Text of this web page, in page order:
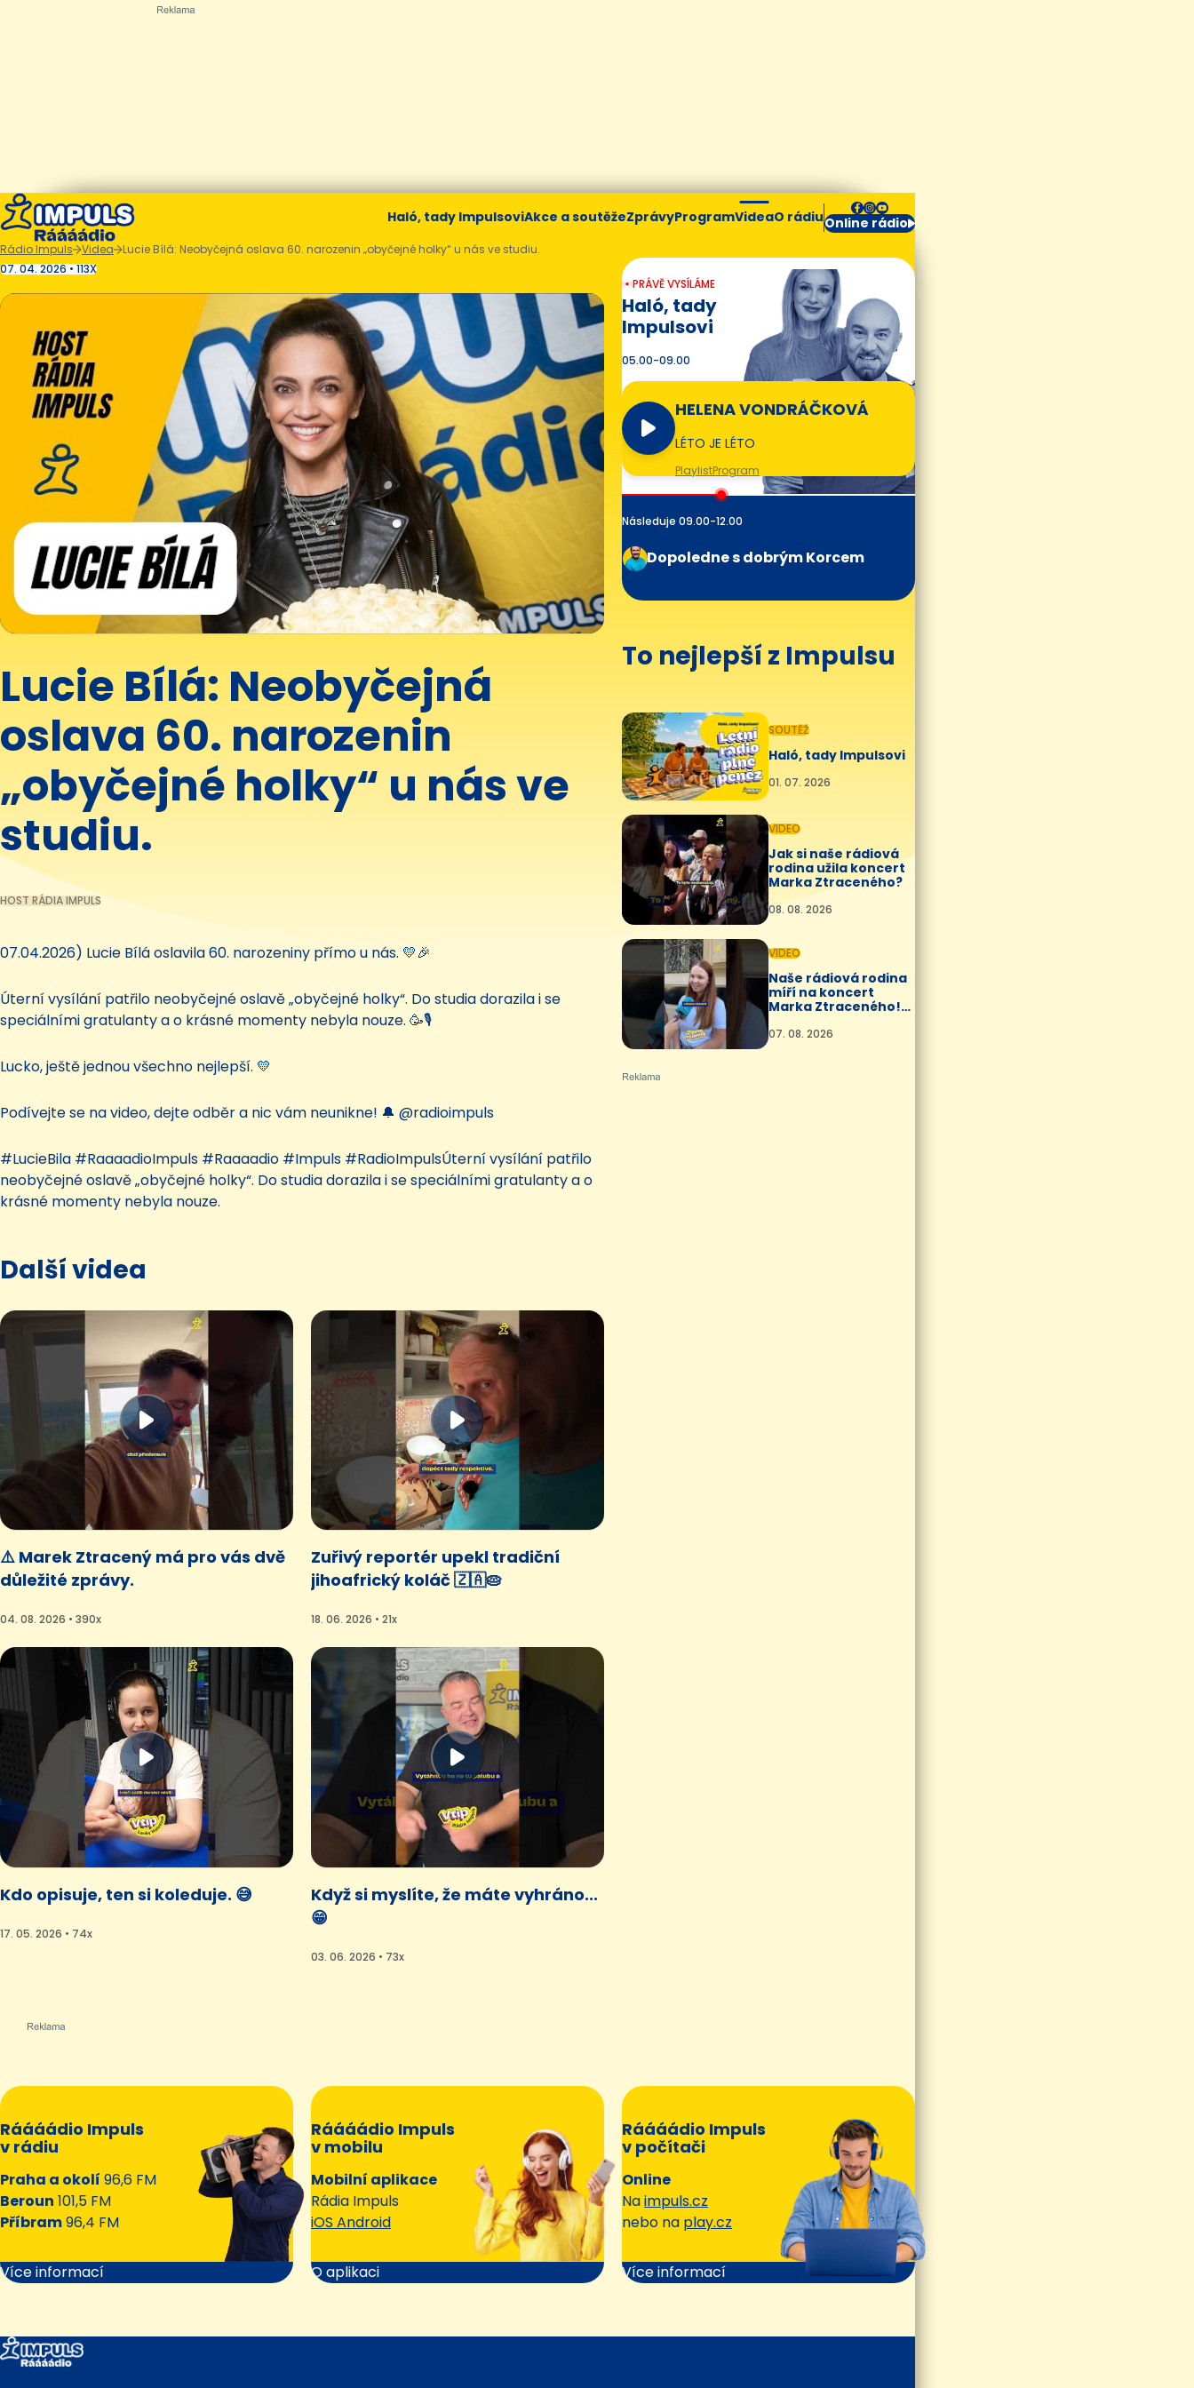
Haló, tady ImpulsoviAkce a soutěžeZprávyProgramVideaO rádiuOnline rádio
Rádio Impuls Videa
Lucie Bílá: Neobyčejná oslava 60. narozenin „obyčejné holky“ u nás ve studiu.
07. 04. 2026 • 113X
Lucie Bílá: Neobyčejná
oslava 60. narozenin
„obyčejné holky“ u nás ve
studiu.
HOST RÁDIA IMPULS
07.04.2026) Lucie Bílá oslavila 60. narozeniny přímo u nás. 💛🎉
Úterní vysílání patřilo neobyčejné oslavě „obyčejné holky“. Do studia dorazila i se
speciálními gratulanty a o krásné momenty nebyla nouze. 🥳🎙️
Lucko, ještě jednou všechno nejlepší. 💛
Podívejte se na video, dejte odběr a nic vám neunikne! 🔔 ‪@radioimpuls‬
#LucieBila #RaaaadioImpuls #Raaaadio #Impuls #RadioImpulsÚterní vysílání patřilo
neobyčejné oslavě „obyčejné holky“. Do studia dorazila i se speciálními gratulanty a o
krásné momenty nebyla nouze.
Další videa
⚠️ Marek Ztracený má pro vás dvě
důležité zprávy.
04. 08. 2026 • 390x
Zuřivý reportér upekl tradiční
jihoafrický koláč 🇿🇦🥧
18. 06. 2026 • 21x
Kdo opisuje, ten si koleduje. 😅
17. 05. 2026 • 74x
Když si myslíte, že máte vyhráno...
😁
03. 06. 2026 • 73x
PRÁVĚ VYSÍLÁME
Haló, tady
Impulsovi
05.00-09.00
HELENA VONDRÁČKOVÁ
LÉTO JE LÉTO
PlaylistProgram
Následuje 09.00-12.00
Dopoledne s dobrým Korcem
To nejlepší z Impulsu
SOUTĚŽ
Haló, tady Impulsovi
01. 07. 2026
VIDEO
Jak si naše rádiová
rodina užila koncert
Marka Ztraceného?
08. 08. 2026
VIDEO
Naše rádiová rodina
míří na koncert
Marka Ztraceného!
07. 08. 2026
Ráááádio Impuls
v rádiu
Praha a okolí 96,6 FM
Beroun 101,5 FM
Příbram96,4 FM
Více informací
Ráááádio Impuls
v mobilu
Mobilní aplikace
Rádia Impuls
iOS Android
O aplikaci
Ráááádio Impuls
v počítači
Online
Naimpuls.cz
nebo na play.cz
Více informací